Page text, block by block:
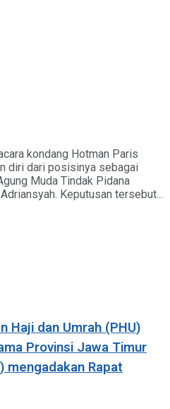
kondang Hotman Paris
diri dari posisinya sebagai
Muda Tindak Pidana
Keputusan tersebut...
Haji dan Umrah (PHU)
Provinsi Jawa Timur
mengadakan Rapat